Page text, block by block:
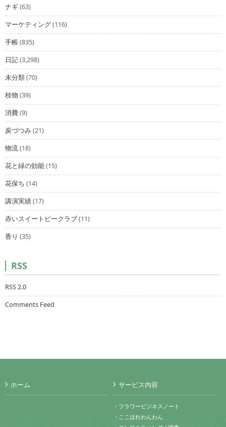
ナギ(63)
マーケティング(116)
手帳(835)
日記(3,298)
未分類(70)
枝物 (39)
消費(9)
炭づつみ(21)
物流(18)
花と緑の効能(15)
花保ち (14)
講演実績(17)
赤いスイートピークラブ(11)
香り (35)
RSS
RSS 2.0
Comments Feed
ホーム サービス内容
・フラワービジネスノート
・ここほれわんわん